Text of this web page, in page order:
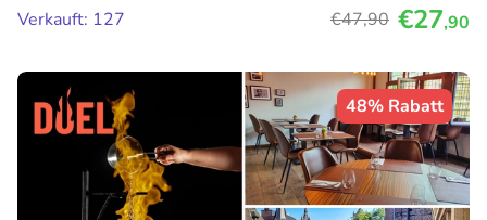
Verkauft: 127
€47,90 €27,90
48% Rabatt